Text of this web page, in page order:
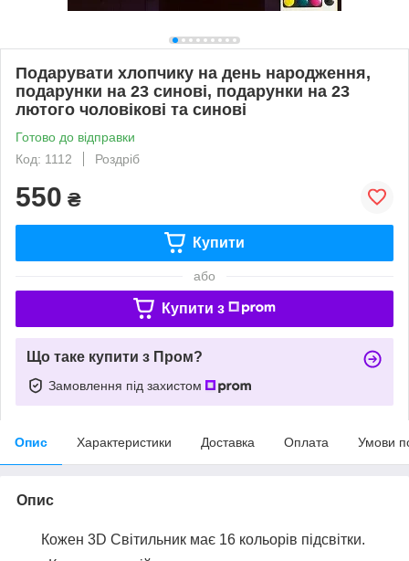
Подарувати хлопчику на день народження,
подарунки на 23 синові, подарунки на 23
лютого чоловікові та синові
Готово до відправки
Код: 1112
Роздріб
550 ₴
Купити
або
Купити з
Що таке купити з Пром?
Замовлення під захистом
Опис Характеристики Доставка Оплата Умови
Опис
Кожен 3D Світильник має 16 кольорів підсвітки.